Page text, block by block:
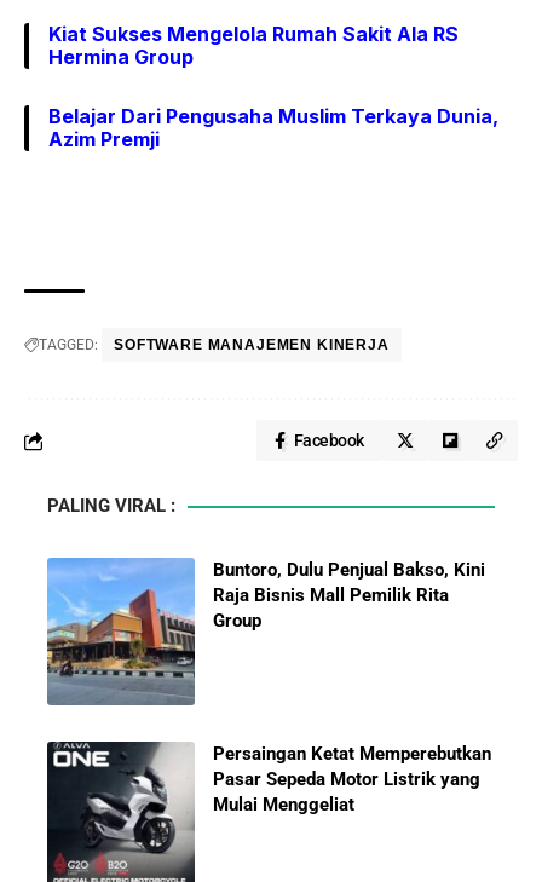
Kiat Sukses Mengelola Rumah Sakit Ala RS
Hermina Group
Belajar Dari Pengusaha Muslim Terkaya Dunia,
Azim Premji
TAGGED: SOFTWARE MANAJEMEN KINERJA
Facebook
PALING VIRAL :
Buntoro, Dulu Penjual Bakso, Kini
Raja Bisnis Mall Pemilik Rita
Group
Persaingan Ketat Memperebutkan
Pasar Sepeda Motor Listrik yang
Mulai Menggeliat